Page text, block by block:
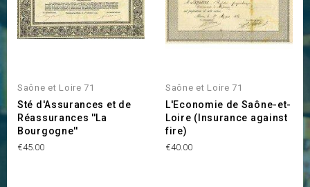
Saône et Loire 71
Sté d'Assurances et de
Réassurances ''La
Bourgogne''
Price
€45.00
Saône et Loire 71
L'Economie de Saône-et-
Loire (Insurance against
fire)
Price
€40.00